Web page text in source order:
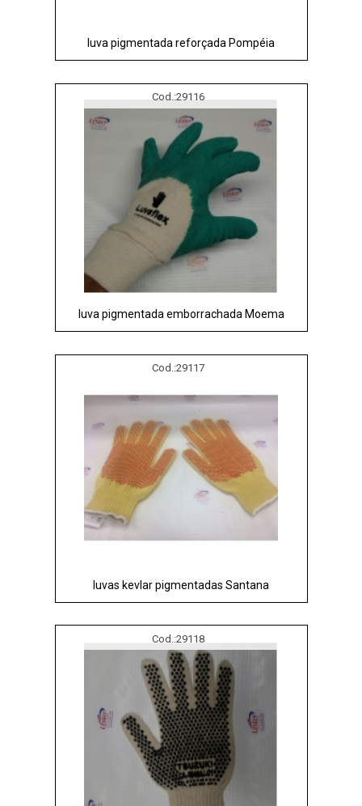
luva pigmentada reforçada Pompéia
Cod.:29116
luva pigmentada emborrachada Moema
Cod.:29117
luvas kevlar pigmentadas Santana
Cod.:29118